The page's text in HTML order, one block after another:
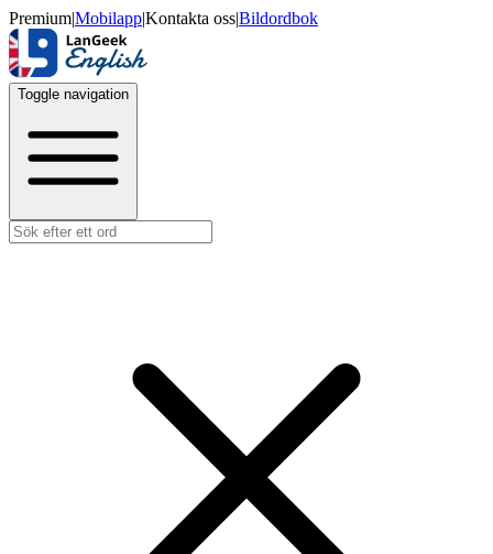
Premium|Mobilapp|Kontakta oss|Bildordbok
Toggle navigation